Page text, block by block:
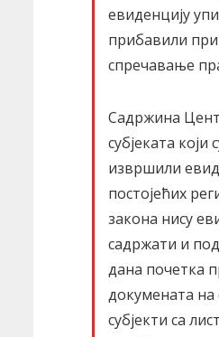
евиденцију
прибавили
спречавање
Садржина
субјеката
извршили
постојећих
закона нису
садржати и
дана почетка
докумената на
субјекти са